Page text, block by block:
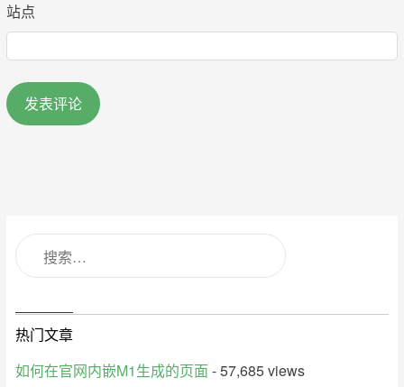
站点
热门文章
如何在官网内嵌M1生成的页面 - 57,685 views